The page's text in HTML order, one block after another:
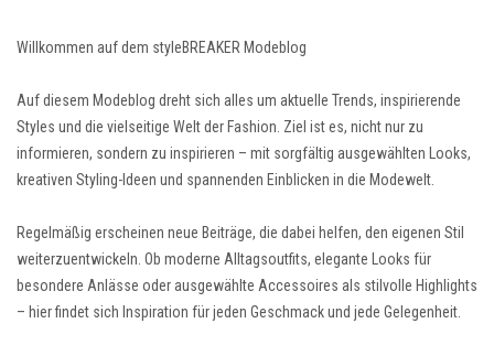
Willkommen auf dem styleBREAKER Modeblog
Auf diesem Modeblog dreht sich alles um aktuelle Trends, inspirierende
Styles und die vielseitige Welt der Fashion. Ziel ist es, nicht nur zu
informieren, sondern zu inspirieren – mit sorgfältig ausgewählten Looks,
kreativen Styling-Ideen und spannenden Einblicken in die Modewelt.
Regelmäßig erscheinen neue Beiträge, die dabei helfen, den eigenen Stil
weiterzuentwickeln. Ob moderne Alltagsoutfits, elegante Looks für
besondere Anlässe oder ausgewählte Accessoires als stilvolle Highlights
– hier findet sich Inspiration für jeden Geschmack und jede Gelegenheit.